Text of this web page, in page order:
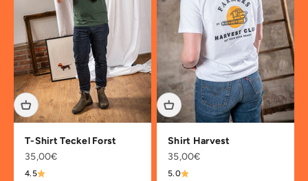
T-Shirt Teckel Forst
Angebot
35,00€
4.5
Shirt Harvest
Angebot
35,00€
5.0